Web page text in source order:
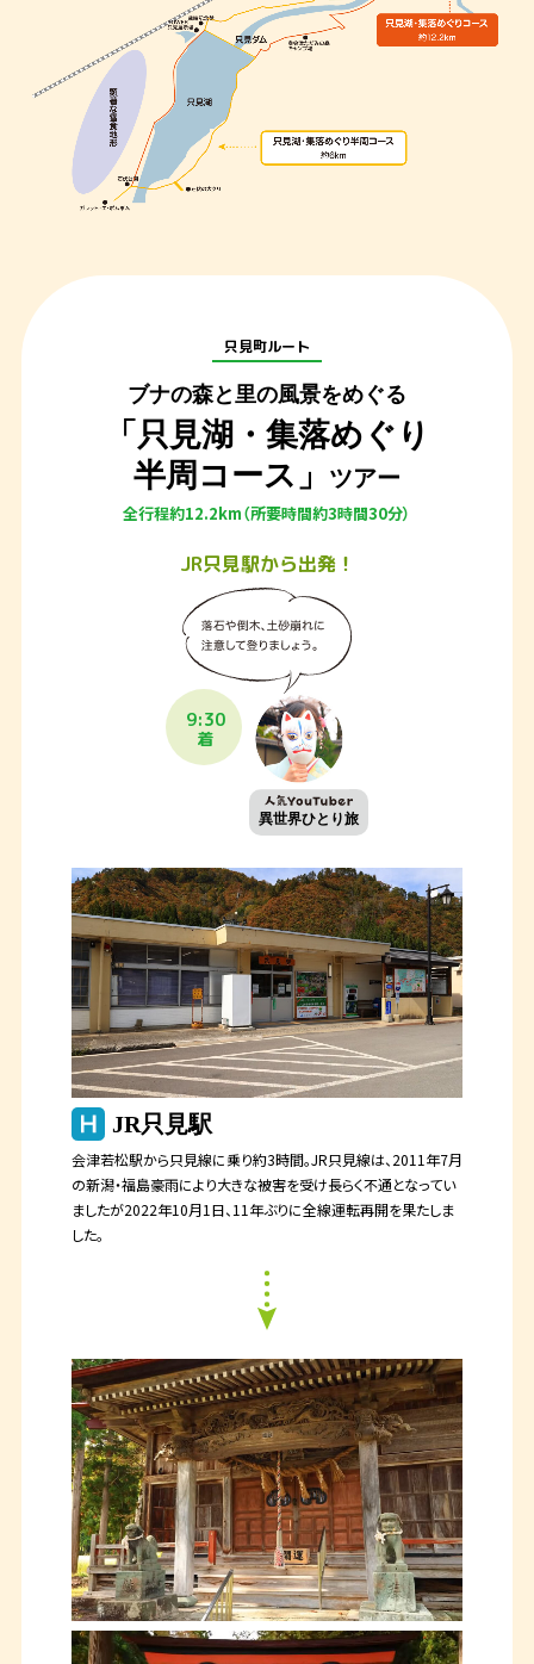
只見町ルート
ブナの森と里の風景をめぐる
「只見湖・集落めぐり
半周コース」
ツアー
全行程約12.2km（所要時間約3時間30分）
JR只見駅から出発！
9:30
着
異世界ひとり旅
JR只見駅
会津若松駅から只見線に乗り約3時間。JR只見線は、2011年7月
の新潟・福島豪雨により大きな被害を受け長らく不通となってい
ましたが2022年10月1日、11年ぶりに全線運転再開を果たしま
した。